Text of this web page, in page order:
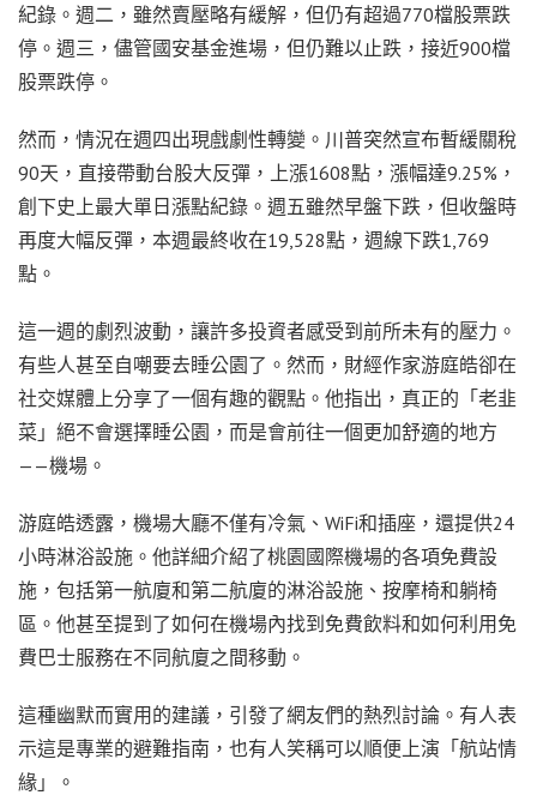
紀錄。週二，雖然賣壓略有緩解，但仍有超過770檔股票跌
停。週三，儘管國安基金進場，但仍難以止跌，接近900檔
股票跌停。
然而，情況在週四出現戲劇性轉變。川普突然宣布暫緩關稅
90天，直接帶動台股大反彈，上漲1608點，漲幅達9.25%，
創下史上最大單日漲點紀錄。週五雖然早盤下跌，但收盤時
再度大幅反彈，本週最終收在19,528點，週線下跌1,769
點。
這一週的劇烈波動，讓許多投資者感受到前所未有的壓力。
有些人甚至自嘲要去睡公園了。然而，財經作家游庭皓卻在
社交媒體上分享了一個有趣的觀點。他指出，真正的「老韭
菜」絕不會選擇睡公園，而是會前往一個更加舒適的地方
——機場。
游庭皓透露，機場大廳不僅有冷氣、WiFi和插座，還提供24
小時淋浴設施。他詳細介紹了桃園國際機場的各項免費設
施，包括第一航廈和第二航廈的淋浴設施、按摩椅和躺椅
區。他甚至提到了如何在機場內找到免費飲料和如何利用免
費巴士服務在不同航廈之間移動。
這種幽默而實用的建議，引發了網友們的熱烈討論。有人表
示這是專業的避難指南，也有人笑稱可以順便上演「航站情
緣」。